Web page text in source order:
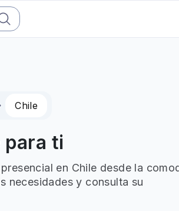
Chile
para ti
en Chile desde la
necesidades y consulta su